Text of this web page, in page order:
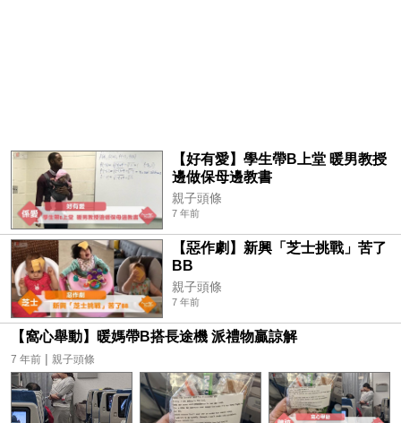
【好有愛】學生帶B上堂 暖男教授
邊做保母邊教書
親子頭條
7 年前
【惡作劇】新興「芝士挑戰」苦了
BB
親子頭條
7 年前
【窩心舉動】暖媽帶B搭長途機 派禮物贏諒解
7 年前 | 親子頭條